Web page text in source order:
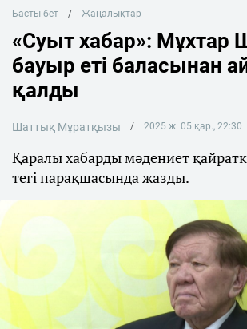
Басты бет Жаңалықтар
«Суыт хабар»: Мұхтар
бауыр еті баласынан
қалды
Шаттық Мұратқызы 2025 ж. 05 қар., 22:30
Қаралы хабарды мәдениет
тегі парақшасында жазды.